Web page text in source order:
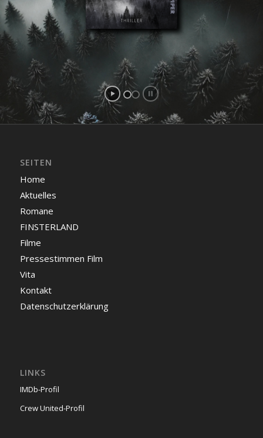
SEITEN
Home
Aktuelles
Romane
FINSTERLAND
Filme
Pressestimmen Film
Vita
Kontakt
Datenschutzerklärung
LINKS
IMDb-Profil
Crew United-Profil